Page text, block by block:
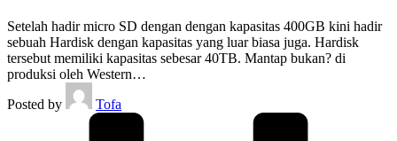
Setelah hadir micro SD dengan dengan kapasitas 400GB kini hadir
sebuah Hardisk dengan kapasitas yang luar biasa juga. Hardisk
tersebut memiliki kapasitas sebesar 40TB. Mantap bukan? di
produksi oleh Western…
Posted by
Tofa